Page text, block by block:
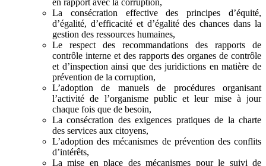
La consécration effective des principes d’équité,
d’égalité, d’efficacité et d’égalité des chances dans la
gestion des ressources humaines,
Le respect des recommandations des rapports de
contrôle interne et des rapports des organes de contrôle
et d’inspection ainsi que des juridictions en matière de
prévention de la corruption,
L’adoption de manuels de procédures organisant
l’activité de l’organisme public et leur mise à jour
chaque fois que de besoin,
La consécration des exigences pratiques de la charte
des services aux citoyens,
L’adoption des mécanismes de prévention des conflits
d’intérêts,
La mise en place des mécanismes pour le suivi de